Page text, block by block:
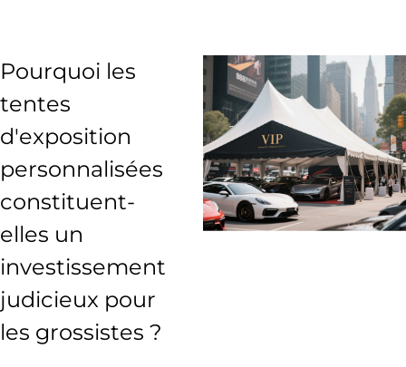
Pourquoi les
tentes
d'exposition
personnalisées
constituent-
elles un
investissement
judicieux pour
les grossistes ?